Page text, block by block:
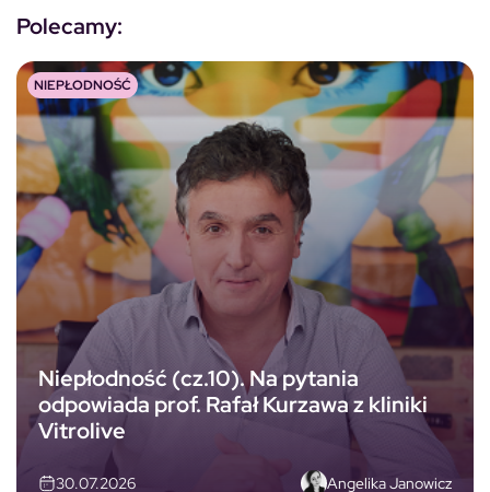
Polecamy:
Niepłodność (cz.10). Na pytania
odpowiada prof. Rafał Kurzawa z kliniki
Vitrolive
30.07.2026 Angelika Janowicz
NIEPŁODNOŚĆ